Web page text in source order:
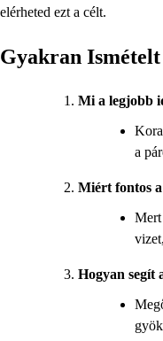
elérheted ezt a célt.
Gyakran
Mi a legjobb
a
Miért fontos a
Mert
Hogyan segít